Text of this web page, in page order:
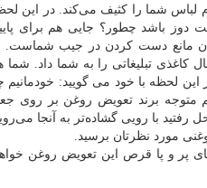
لباس شما را کثیف می‌کند. در این
باشد چطور؟ جایی هم برای
مانع دست کردن در جیب شماست.
کاغذی تبلیغاتی را به شما داد. شما
این لحظه با خود می گویید: خودمانیم
متوجه برند تعویض روغن بر روی
با رویی گشاده‌تر به آنجا
مورد نظرتان برسید.
پر و پا قرص این تعویض روغن